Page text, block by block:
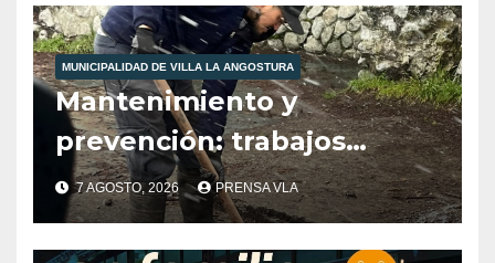
MUNICIPALIDAD DE VILLA LA ANGOSTURA
Mantenimiento y
prevención: trabajos
municipales ante las
condiciones climáticas.
7 AGOSTO, 2026 PRENSA VLA